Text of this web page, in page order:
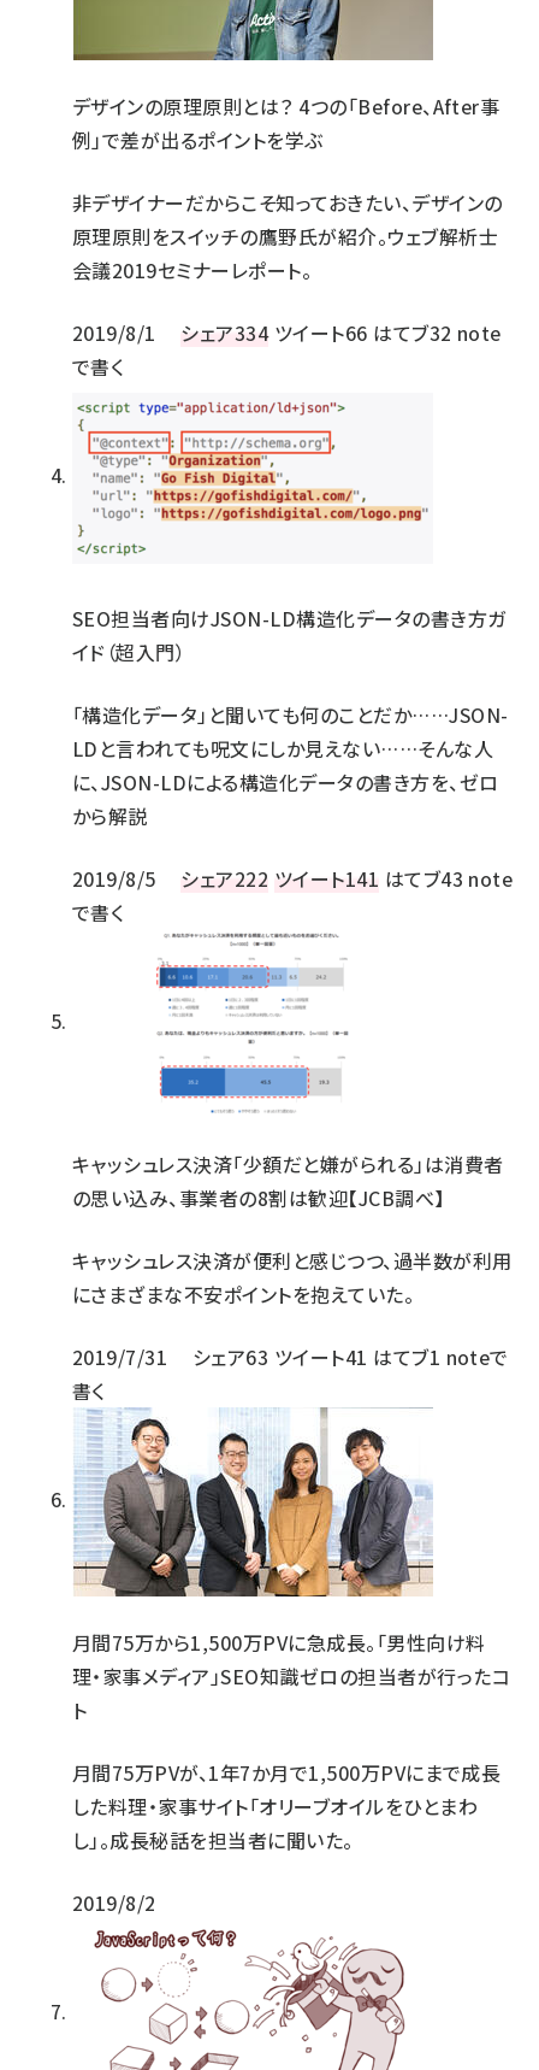
デザインの原理原則とは？ 4つの「Before、After事
例」で差が出るポイントを学ぶ
非デザイナーだからこそ知っておきたい、デザインの
原理原則をスイッチの鷹野氏が紹介。ウェブ解析士
会議2019セミナーレポート。
2019/8/1 シェア334 ツイート66 はてブ32 note
で書く
SEO担当者向けJSON-LD構造化データの書き方ガ
イド（超入門）
「構造化データ」と聞いても何のことだか……JSON-
LDと言われても呪文にしか見えない……そんな人
に、JSON-LDによる構造化データの書き方を、ゼロ
から解説
2019/8/5 シェア222 ツイート141 はてブ43 note
で書く
キャッシュレス決済「少額だと嫌がられる」は消費者
の思い込み、事業者の8割は歓迎【JCB調べ】
キャッシュレス決済が便利と感じつつ、過半数が利用
にさまざまな不安ポイントを抱えていた。
2019/7/31 シェア63 ツイート41 はてブ1 noteで
書く
月間75万から1,500万PVに急成長。「男性向け料
理・家事メディア」SEO知識ゼロの担当者が行ったコ
ト
月間75万PVが、1年7か月で1,500万PVにまで成長
した料理・家事サイト「オリーブオイルをひとまわ
し」。成長秘話を担当者に聞いた。
2019/8/2